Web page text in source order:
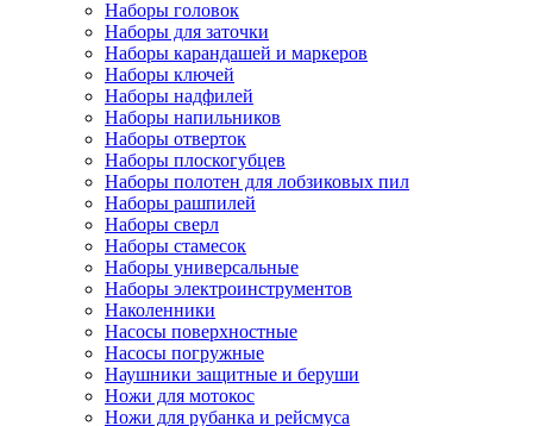
Наборы головок
Наборы для заточки
Наборы карандашей и маркеров
Наборы ключей
Наборы надфилей
Наборы напильников
Наборы отверток
Наборы плоскогубцев
Наборы полотен для лобзиковых пил
Наборы рашпилей
Наборы сверл
Наборы стамесок
Наборы универсальные
Наборы электроинструментов
Наколенники
Насосы поверхностные
Насосы погружные
Наушники защитные и беруши
Ножи для мотокос
Ножи для рубанка и рейсмуса